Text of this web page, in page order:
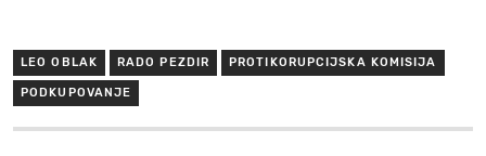
LEO OBLAK RADO PEZDIR PROTIKORUPCIJSKA KOMISIJA
PODKUPOVANJE